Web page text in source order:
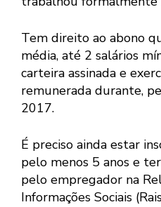
Tem direito ao abono
média, até 2 salários
carteira assinada e
remunerada durante,
2017.
É preciso ainda estar
pelo menos 5 anos e
pelo empregador na
Informações Sociais